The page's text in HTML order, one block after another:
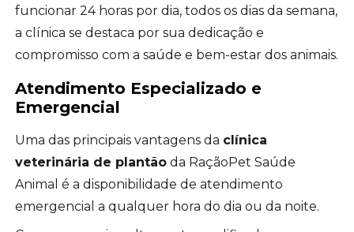
funcionar 24 horas por dia, todos os dias da semana,
a clínica se destaca por sua dedicação e
compromisso com a saúde e bem-estar dos animais.
Atendimento Especializado e
Emergencial
Uma das principais vantagens da clínica
veterinária de plantão da RaçãoPet Saúde
Animal é a disponibilidade de atendimento
emergencial a qualquer hora do dia ou da noite.